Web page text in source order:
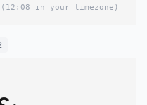
(12:08 in your timezone)